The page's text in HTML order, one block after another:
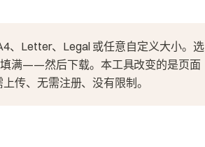
、Letter、Legal 或任意自定义大小。选
满——然后下载。本工具改变的是页面
传、无需注册、没有限制。